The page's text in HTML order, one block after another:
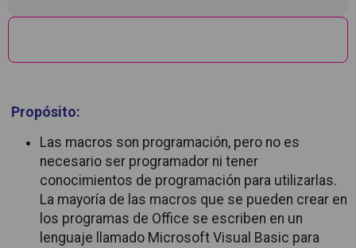
Propósito:
Las macros son programación, pero no es
necesario ser programador ni tener
conocimientos de programación para utilizarlas.
La mayoría de las macros que se pueden crear en
los programas de Office se escriben en un
lenguaje llamado Microsoft Visual Basic para